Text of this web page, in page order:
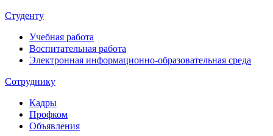
Студенту
Учебная работа
Воспитательная работа
Электронная информационно-образовательная среда
Сотруднику
Кадры
Профком
Объявления